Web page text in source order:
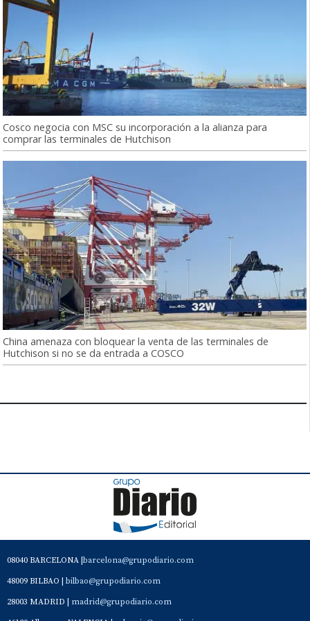
Cosco negocia con MSC su incorporación a la alianza para
comprar las terminales de Hutchison
China amenaza con bloquear la venta de las terminales de
Hutchison si no se da entrada a COSCO
08040 BARCELONA | barcelona@grupodiario.com
48009 BILBAO | bilbao@grupodiario.com
28003 MADRID | madrid@grupodiario.com